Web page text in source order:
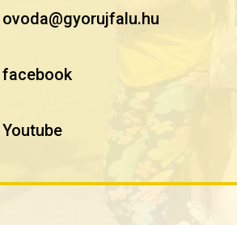
ovoda@gyorujfalu.hu
facebook
Youtube